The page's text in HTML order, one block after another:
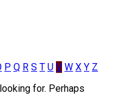
P Q R S T U V W X Y Z
for. Perhaps